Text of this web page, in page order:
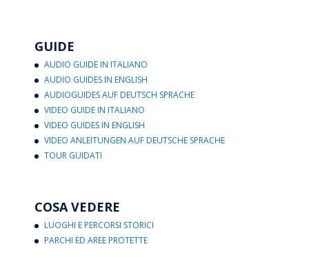
GUIDE
AUDIO GUIDE IN ITALIANO
AUDIO GUIDES IN ENGLISH
AUDIOGUIDES AUF DEUTSCH SPRACHE
VIDEO GUIDE IN ITALIANO
VIDEO GUIDES IN ENGLISH
VIDEO ANLEITUNGEN AUF DEUTSCHE SPRACHE
TOUR GUIDATI
COSA VEDERE
LUOGHI E PERCORSI STORICI
PARCHI ED AREE PROTETTE